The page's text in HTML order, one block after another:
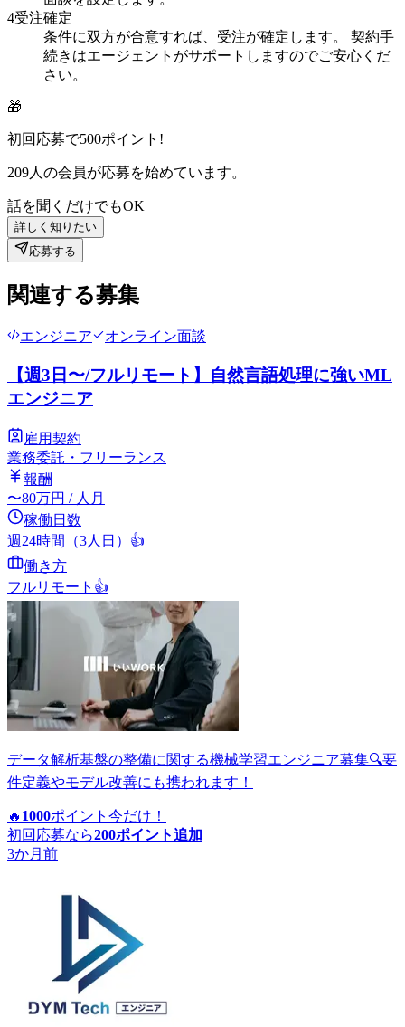
4受注確定
条件に双方が合意すれば、受注が確定します。 契約手
続きはエージェントがサポートしますのでご安心くだ
さい。
🎁
初回応募で500ポイント!
209人の会員が応募を始めています。
話を聞くだけでもOK
詳しく知りたい
応募する
関連する募集
エンジニア オンライン面談
【週3日〜/フルリモート】自然言語処理に強いML
エンジニア
雇用契約
業務委託・フリーランス
報酬
〜80万円 / 人月
稼働日数
週24時間（3人日） 👍
働き方
フルリモート 👍
データ解析基盤の整備に関する機械学習エンジニア募集🔍要
件定義やモデル改善にも携われます！
🔥 1000ポイント 今だけ！
初回応募なら200ポイント追加
3か月前